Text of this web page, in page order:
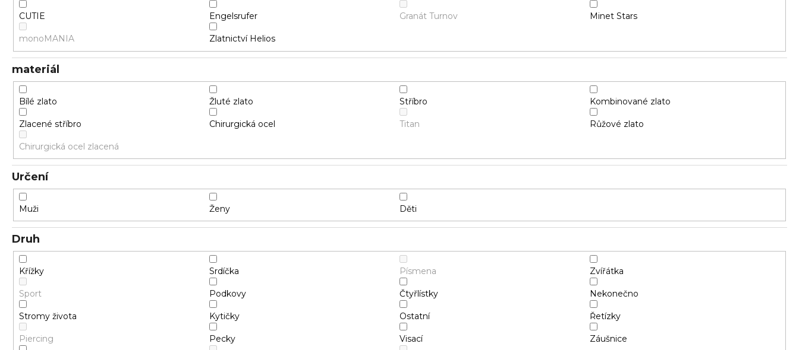
CUTIE Engelsrufer Granát Turnov Minet Stars
monoMANIA Zlatnictví Helios
materiál
Bílé zlato Žluté zlato Stříbro Kombinované zlato
Zlacené stříbro Chirurgická ocel Titan Růžové zlato
Chirurgická ocel zlacená
Určení
Muži Ženy Děti
Druh
Křížky Srdíčka Písmena Zvířátka
Sport Podkovy Čtyřlístky Nekonečno
Stromy života Kytičky Ostatní Řetízky
Piercing Pecky Visací Záušnice